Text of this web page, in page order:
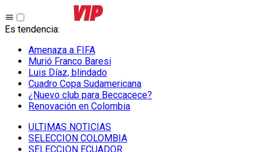
Es tendencia:
Amenaza a FIFA
Murió Franco Baresi
Luis Díaz, blindado
Cuadro Copa Sudamericana
¿Nuevo club para Beccacece?
Renovación en Colombia
ULTIMAS NOTICIAS
SELECCION COLOMBIA
SELECCION ECUADOR